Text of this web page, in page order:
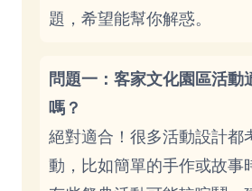
題，希望能幫你解惑。
問題一：客家文化園區活動
嗎？
絕對適合！很多活動設計都
動，比如簡單的手作或故事